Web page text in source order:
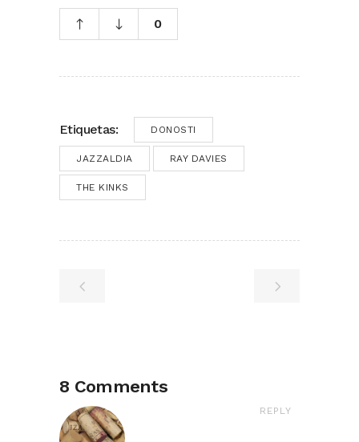
0
Etiquetas: DONOSTI
JAZZALDIA RAY DAVIES
THE KINKS
8 Comments
REPLY